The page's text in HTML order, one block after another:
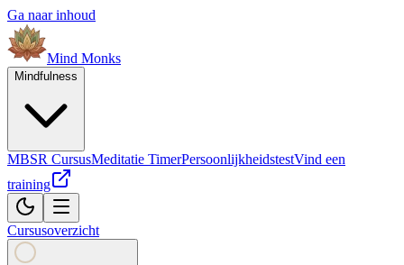
Ga naar inhoud
Mind Monks
Mindfulness
MBSR CursusMeditatie TimerPersoonlijkheidstestVind een
training
Cursusoverzicht